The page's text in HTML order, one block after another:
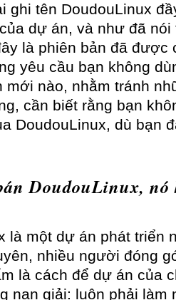
ghi tên DoudouLinux
dự án, và như đã
là phiên bản đã được
yêu cầu bạn không
mới nào, nhằm tránh
cần biết rằng bạn
DoudouLinux, dù bạn
DoudouLinux,
là một dự án phát triển
nhiều người đóng
là cách để dự án của
nan giải: luôn phải